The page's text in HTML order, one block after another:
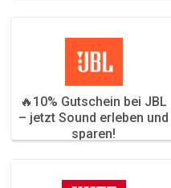
Featured
🔥10% Gutschein bei JBL
– jetzt Sound erleben und
sparen!